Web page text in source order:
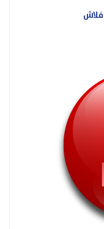
فلاش